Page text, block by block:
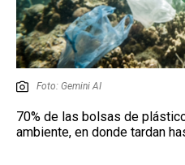
Foto: Gemini AI
70% de las bolsas de
ambiente, en donde tardan